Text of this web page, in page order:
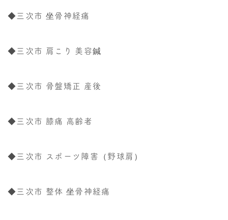
◆三次市 坐骨神経痛
◆三次市 肩こり 美容鍼
◆三次市 骨盤矯正 産後
◆三次市 膝痛 高齢者
◆三次市 スポーツ障害（野球肩）
◆三次市 整体 坐骨神経痛